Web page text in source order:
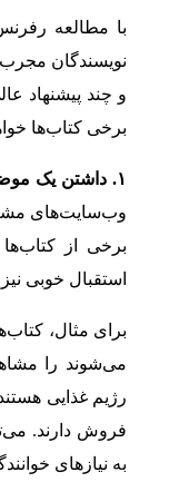
با مطالعه
نویسندگان
و چند پیشنهاد
برخی کتاب‌ها
۱. داشتن یک موضوع به‌روز و مشخص:
وب‌سایت‌های
برخی از
استقبال خوبی
برای مثال،
می‌شوند را
رژیم غذایی
فروش دارند.
به نیازهای